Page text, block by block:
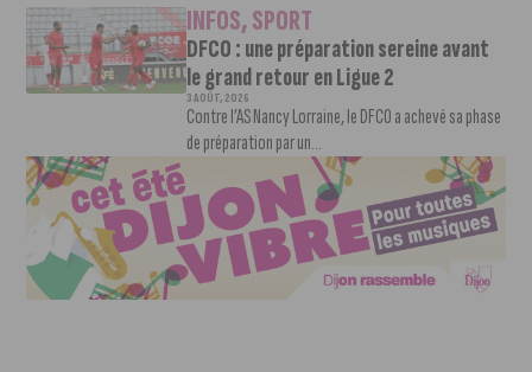
INFOS,SPORT
DFCO : une préparation sereine avant
le grand retour en Ligue 2
3 AOÛT, 2026
Contre l’AS Nancy Lorraine, le DFCO a achevé sa phase
de préparation par un...